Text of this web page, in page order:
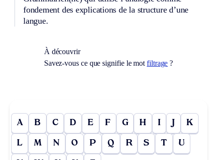
fondement des explications de la structure d’une
langue.
À découvrir
Savez-vous ce que signifie le motfiltrage ?
A B C D E F G H I J K
L M N O P Q R S T U